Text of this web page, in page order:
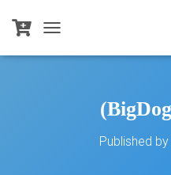
O
Published by